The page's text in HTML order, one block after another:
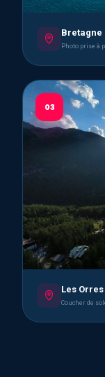
Bretagne
Photo prise à
03
Les Orres
Coucher de